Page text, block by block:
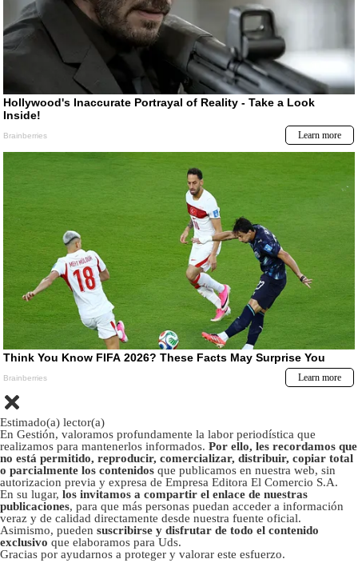
Estimado(a) lector(a)
En Gestión, valoramos profundamente la labor periodística que
realizamos para mantenerlos informados. Por ello, les recordamos que
no está permitido, reproducir, comercializar, distribuir, copiar total
o parcialmente los contenidos que publicamos en nuestra web, sin
autorizacion previa y expresa de Empresa Editora El Comercio S.A.
En su lugar, los invitamos a compartir el enlace de nuestras
publicaciones, para que más personas puedan acceder a información
veraz y de calidad directamente desde nuestra fuente oficial.
Asimismo, pueden suscribirse y disfrutar de todo el contenido
exclusivo que elaboramos para Uds.
Gracias por ayudarnos a proteger y valorar este esfuerzo.